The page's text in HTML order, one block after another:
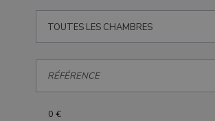
0 €
TOUTES LES CHAMBRES